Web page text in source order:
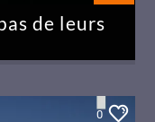
de leurs
0